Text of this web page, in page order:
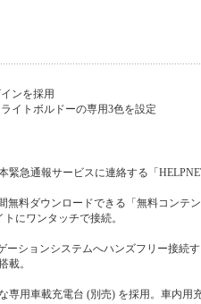
ンを採用
イトボルドーの専用3色を設定
緊急通報サービスに連絡する「
料ダウンロードできる「無料コンテン
にワンタッチで接続。
ーションシステムへハンズフリー接続
載。
専用車載充電台 (別売) を採用。車内用